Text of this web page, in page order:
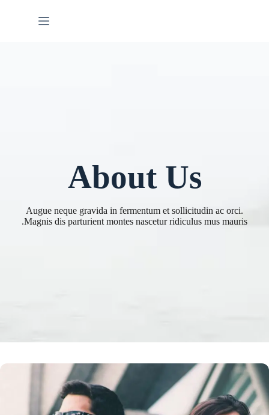
About Us
Augue neque gravida in fermentum et sollicitudin ac orci.
Magnis dis parturient montes nascetur ridiculus mus mauris.